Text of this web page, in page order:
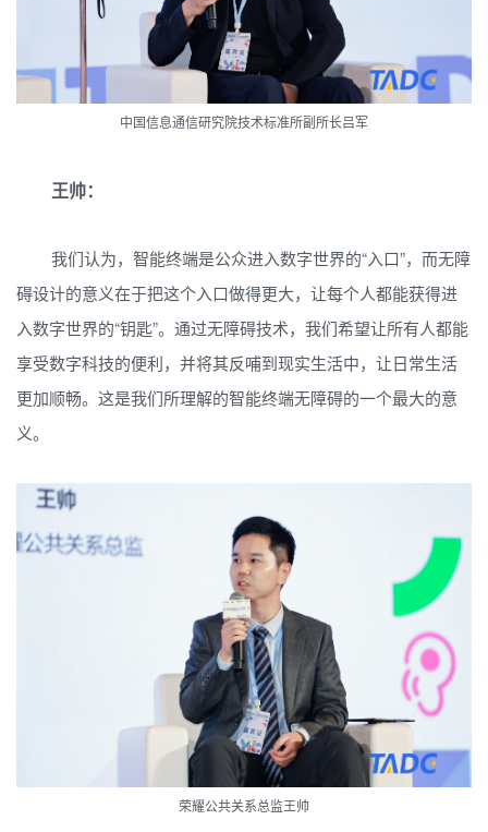
中国信息通信研究院技术标准所副所长吕军
王帅：
我们认为，智能终端是公众进入数字世界的“入口”，而无障
碍设计的意义在于把这个入口做得更大，让每个人都能获得进
入数字世界的“钥匙”。通过无障碍技术，我们希望让所有人都能
享受数字科技的便利，并将其反哺到现实生活中，让日常生活
更加顺畅。这是我们所理解的智能终端无障碍的一个最大的意
义。
荣耀公共关系总监王帅